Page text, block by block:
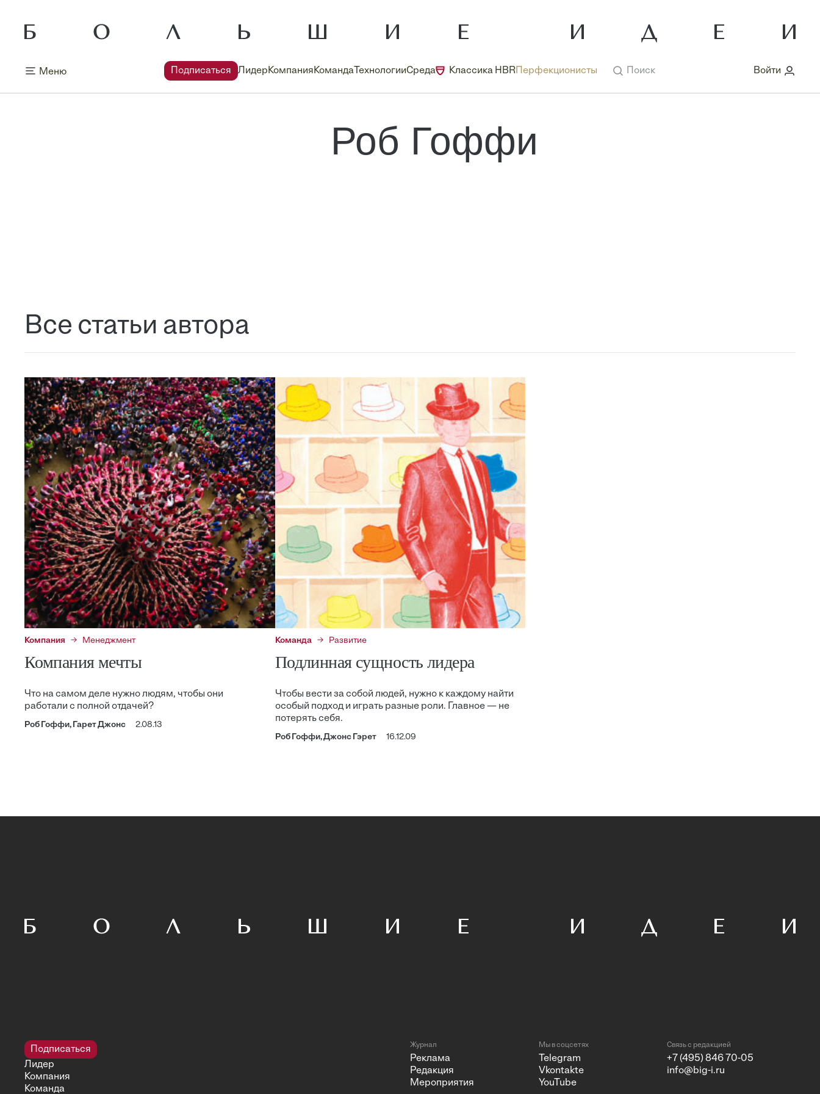
Меню Подписаться ЛидерКомпанияКоманда ТехнологииСреда Классика HBR Перфекционисты Поиск Войти
Роб Гоффи
Все статьи автора
Компания Менеджмент
Компания мечты
Что на самом деле нужно людям, чтобы они
работали с полной отдачей?
Роб Гоффи, Гарет Джонс 2.08.13
Команда Развитие
Подлинная сущность лидера
Чтобы вести за собой людей, нужно к каждому найти
особый подход и играть разные роли. Главное — не
потерять себя.
Роб Гоффи, Джонс Гэрет 16.12.09
Подписаться
Лидер
Компания
Команда
Журнал
Реклама
Редакция
Мероприятия
Мы в соцсетях
Telegram
Vkontakte
YouTube
Связь с редакцией
+7 (495) 846 70-05
info@big-i.ru